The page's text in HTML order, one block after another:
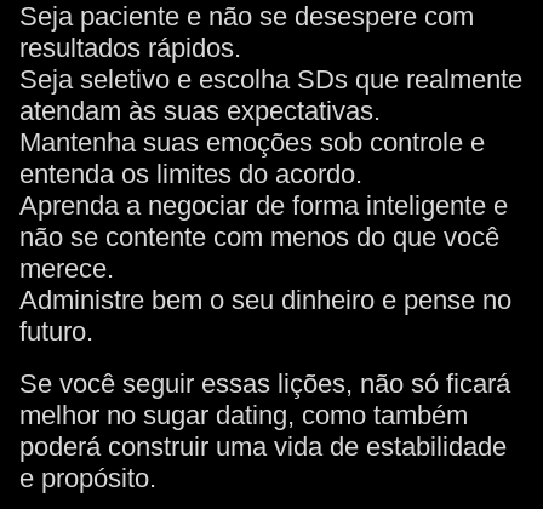
Seja paciente e não se desespere com
resultados rápidos.
Seja seletivo e escolha SDs que realmente
atendam às suas expectativas.
Mantenha suas emoções sob controle e
entenda os limites do acordo.
Aprenda a negociar de forma inteligente e
não se contente com menos do que você
merece.
Administre bem o seu dinheiro e pense no
futuro.
Se você seguir essas lições, não só ficará
melhor no sugar dating, como também
poderá construir uma vida de estabilidade
e propósito.